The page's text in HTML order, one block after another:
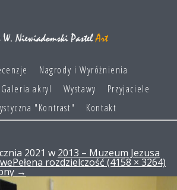
Nagrody i Wyróżnienia
Galeria akryl Wystawy
Przyjaciele
"Kontrast"
Kontakt
2021 w 2013 – Muzeum Jezusa
Pełena rozdzielczość (4158 × 3264)
→